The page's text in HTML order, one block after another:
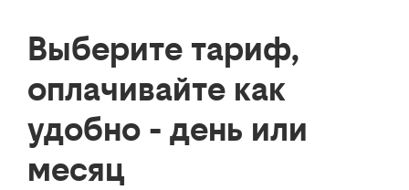
Выберите тариф,
оплачивайте как
удобно - день или
месяц